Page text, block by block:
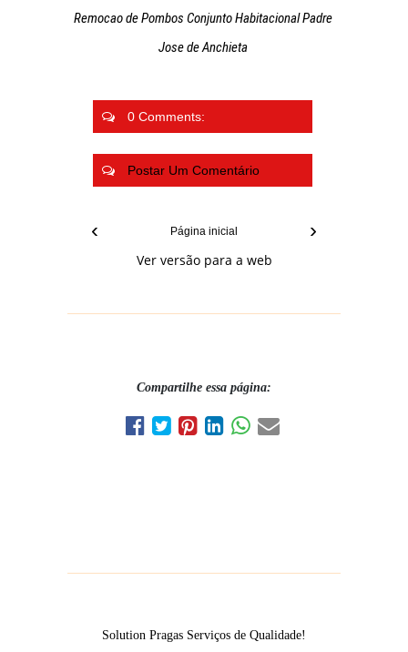
Remocao de Pombos Conjunto Habitacional Padre
Jose de Anchieta
0 Comments:
Postar Um Comentário
‹ ›
Página inicial
Ver versão para a web
Compartilhe essa página:
Solution Pragas Serviços de Qualidade!